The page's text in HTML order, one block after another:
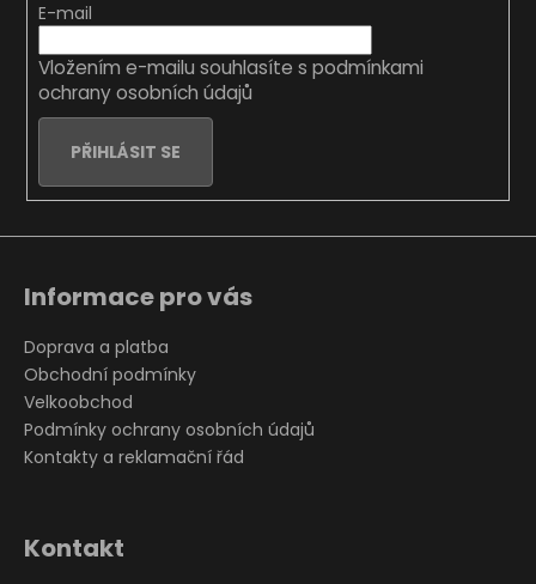
E-mail
Vložením e-mailu souhlasíte s podmínkami
ochrany osobních údajů
PŘIHLÁSIT SE
Informace pro vás
Doprava a platba
Obchodní podmínky
Velkoobchod
Podmínky ochrany osobních údajů
Kontakty a reklamační řád
Kontakt